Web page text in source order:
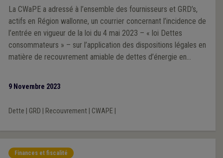
La CWaPE a adressé à l’ensemble des fournisseurs et GRD’s,
actifs en Région wallonne, un courrier concernant l’incidence de
l’entrée en vigueur de la loi du 4 mai 2023 – « loi Dettes
consommateurs » – sur l’application des dispositions légales en
matière de recouvrement amiable de dettes d’énergie en
9 Novembre 2023
Dette GRD Recouvrement| CWAPE
Finances et fiscalité